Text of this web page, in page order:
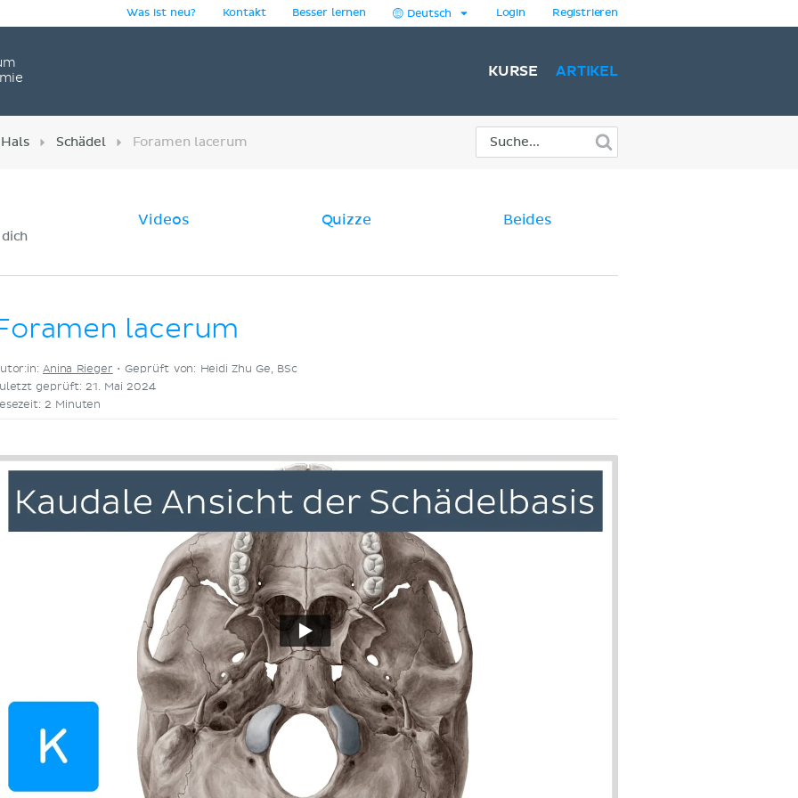
Was ist neu? Kontakt Besser lernen Deutsch Login Registrieren
KURSE ARTIKEL
Schädel Foramen lacerum
Videos Quizze Beides
lacerum
Anina Rieger •Geprüft von: Heidi Zhu Ge, BSc
geprüft: 21. Mai 2024
2 Minuten